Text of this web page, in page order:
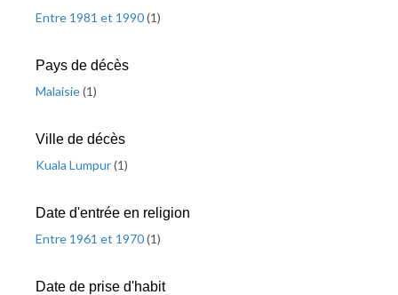
Entre 1981 et 1990(1)
Pays de décès
Malaisie(1)
Ville de décès
Kuala Lumpur(1)
Date d'entrée en religion
Entre 1961 et 1970(1)
Date de prise d'habit